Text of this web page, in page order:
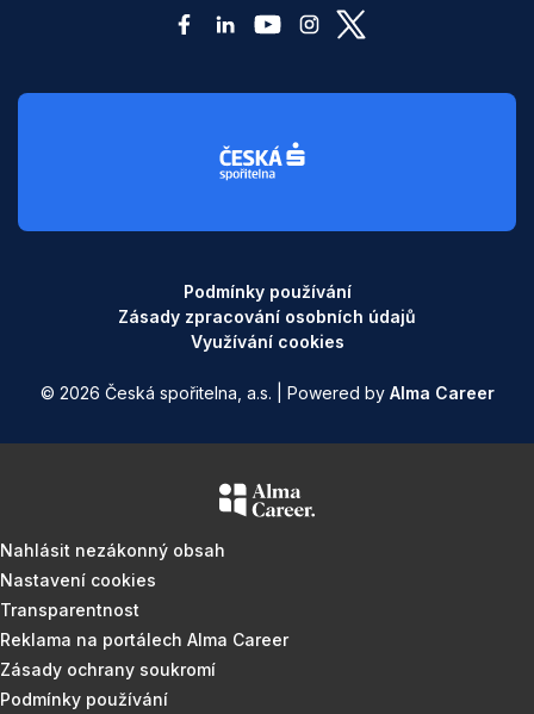
Podmínky používání
Zásady zpracování osobních údajů
Využívání cookies
© 2026 Česká spořitelna, a.s. | Powered by Alma Career
Nahlásit nezákonný obsah
Nastavení cookies
Transparentnost
Reklama na portálech Alma Career
Zásady ochrany soukromí
Podmínky používání